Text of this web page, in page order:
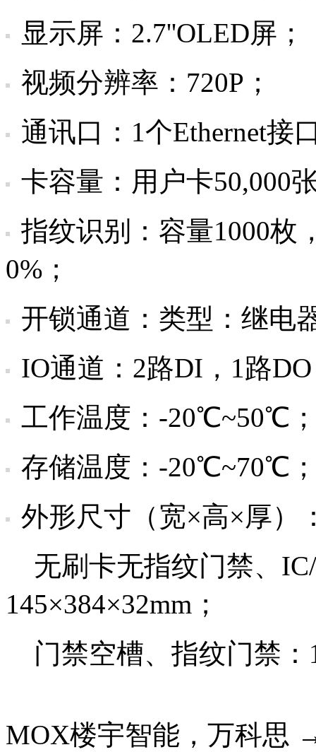
显示屏：2.7''OLED屏；
视频分辨率：720P；
通讯口：1个Ethernet接
卡容量：用户卡50,000
指纹识别：容量1000枚
0%；
开锁通道：类型：继电
IO通道：2路DI，1路
工作温度：-20℃~50℃
存储温度：-20℃~70℃
外形尺寸（宽×高×厚）
无刷卡无指纹门禁、
145×384×32mm；
门禁空槽、指纹门禁：
MOX楼宇智能，万科思